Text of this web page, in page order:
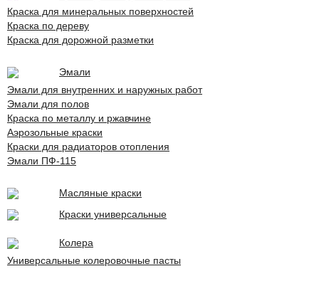
Краска для минеральных поверхностей
Краска по дереву
Краска для дорожной разметки
Эмали
Эмали для внутренних и наружных работ
Эмали для полов
Краска по металлу и ржавчине
Аэрозольные краски
Краски для радиаторов отопления
Эмали ПФ-115
Масляные краски
Краски универсальные
Колера
Универсальные колеровочные пасты